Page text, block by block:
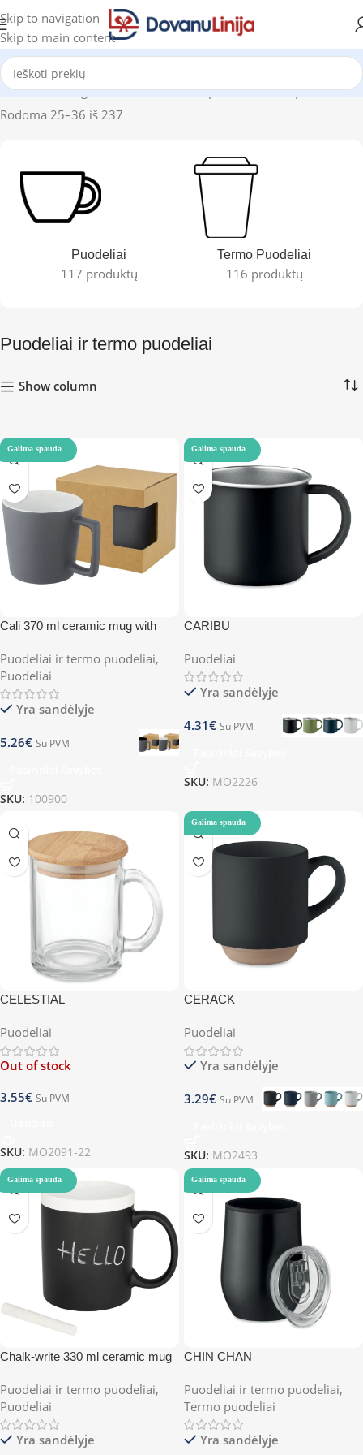
Skip to navigation
Skip to main content
Pradžia Katalogas Puodeliai ir termo puodeliai Puslapis 3
Rodoma 25–36 iš 237
Puodeliai
117 produktų
Termo Puodeliai
116 produktų
Puodeliai ir termo puodeliai
Show column
Galima spauda
Cali 370 ml ceramic mug with
Puodeliai ir termo puodeliai,
Puodeliai
Yra sandėlyje
5.26€ Su PVM
SKU: 100900
Galima spauda
CARIBU
Puodeliai
Yra sandėlyje
4.31€ Su PVM
SKU: MO2226
CELESTIAL
Puodeliai
Out of stock
3.55€ Su PVM
SKU: MO2091-22
Galima spauda
CERACK
Puodeliai
Yra sandėlyje
3.29€ Su PVM
SKU: MO2493
Galima spauda
Chalk-write 330 ml ceramic mug
Puodeliai ir termo puodeliai,
Puodeliai
Yra sandėlyje
Galima spauda
CHIN CHAN
Puodeliai ir termo puodeliai,
Termo puodeliai
Yra sandėlyje